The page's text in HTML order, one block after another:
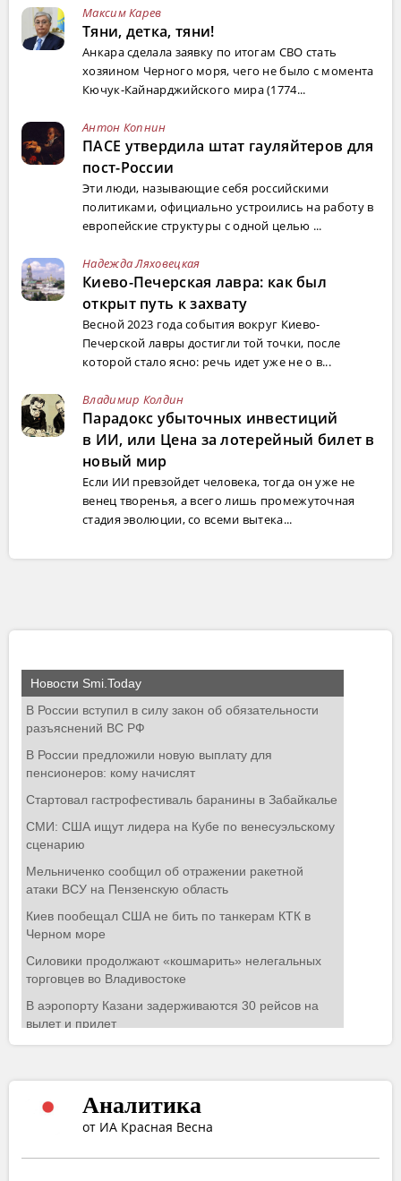
Максим Карев
Тяни, детка, тяни!
Анкара сделала заявку по итогам СВО стать
хозяином Черного моря, чего не было с момента
Кючук-Кайнарджийского мира (1774...
Антон Копнин
ПАСЕ утвердила штат гауляйтеров для
пост-России
Эти люди, называющие себя российскими
политиками, официально устроились на работу в
европейские структуры с одной целью ...
Надежда Ляховецкая
Киево-Печерская лавра: как был
открыт путь к захвату
Весной 2023 года события вокруг Киево-
Печерской лавры достигли той точки, после
которой стало ясно: речь идет уже не о в...
Владимир Колдин
Парадокс убыточных инвестиций
в ИИ, или Цена за лотерейный билет в
новый мир
Если ИИ превзойдет человека, тогда он уже не
венец творенья, а всего лишь промежуточная
стадия эволюции, со всеми вытека...
Аналитика
от ИА Красная Весна